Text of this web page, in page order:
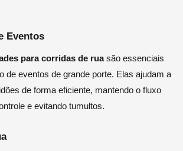
Eventos
para corridas de ruasão essenciais
de eventos de grande porte. Elas ajudam a
de forma eficiente, mantendo o fluxo
e evitando tumultos.